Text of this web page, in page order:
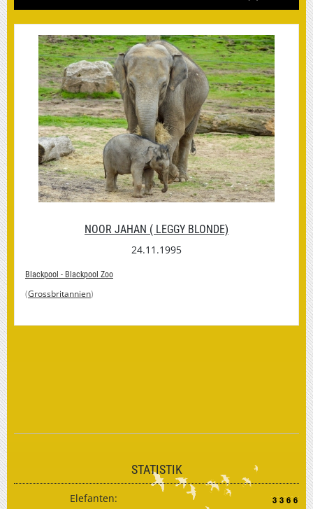
NOOR JAHAN ( LEGGY BLONDE)
24.11.1995
Blackpool - Blackpool Zoo
(Grossbritannien)
STATISTIK
Elefanten: